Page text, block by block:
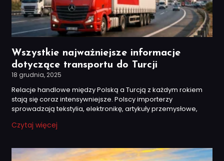
Wszystkie najważniejsze informacje
dotyczące transportu do Turcji
18 grudnia, 2025
Relacje handlowe między Polską a Turcją z każdym rokiem
stają się coraz intensywniejsze. Polscy importerzy
sprowadzają tekstylia, elektronikę, artykuły przemysłowe,
Czytaj więcej